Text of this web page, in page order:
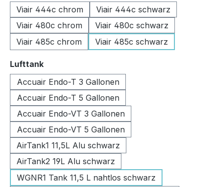
Viair 444c chrom
Viair 444c schwarz
Viair 480c chrom
Viair 480c schwarz
Viair 485c chrom
Viair 485c schwarz
Lufttankauswählen
Accuair Endo-T 3 Gallonen
Accuair Endo-T 5 Gallonen
Accuair Endo-VT 3 Gallonen
Accuair Endo-VT 5 Gallonen
AirTank1 11,5L Alu schwarz
AirTank2 19L Alu schwarz
WGNR1 Tank 11,5 L nahtlos schwarz